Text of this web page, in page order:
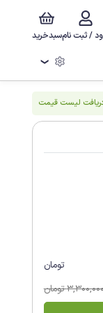
سبدخرید/ ثبت نام
❯
لیست قیمت
تومان
تومان